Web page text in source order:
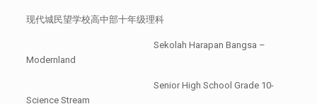
现代城民望学校高中部十年级理科
Sekolah Harapan Bangsa –
Modernland
Senior High School Grade 10-
Science Stream